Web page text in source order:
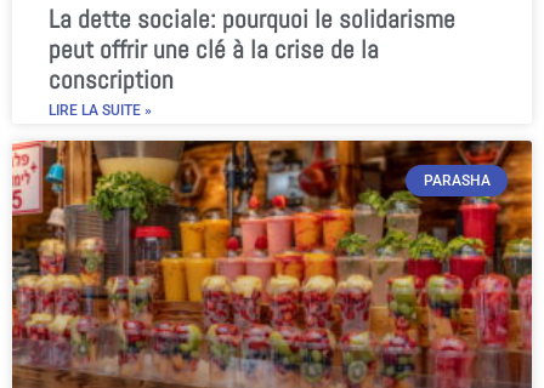
La dette sociale: pourquoi le solidarisme
peut offrir une clé à la crise de la
conscription
LIRE LA SUITE »
PARASHA